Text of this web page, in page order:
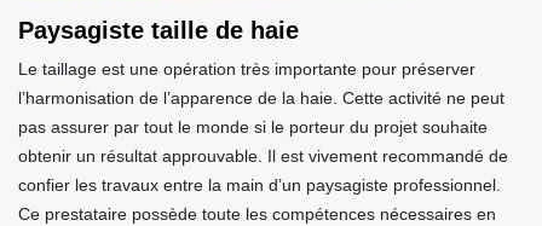
Paysagiste taille de haie
Le taillage est une opération très importante pour préserver
l’harmonisation de l’apparence de la haie. Cette activité ne peut
pas assurer par tout le monde si le porteur du projet souhaite
obtenir un résultat approuvable. Il est vivement recommandé de
confier les travaux entre la main d’un paysagiste professionnel.
Ce prestataire possède toute les compétences nécessaires en